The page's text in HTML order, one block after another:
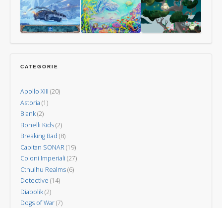
dei
Mondi
–
Vulcani
CATEGORIE
Apollo XIII (20)
Astoria (1)
Blank(2)
Bonelli Kids(2)
Breaking Bad (8)
Capitan SONAR(19)
Coloni Imperiali (27)
Cthulhu Realms(6)
Detective (14)
Diabolik(2)
Dogs of War(7)